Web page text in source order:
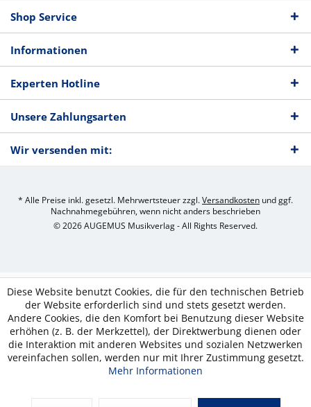
Shop Service
Informationen
Experten Hotline
Unsere Zahlungsarten
Wir versenden mit:
* Alle Preise inkl. gesetzl. Mehrwertsteuer zzgl.Versandkosten und ggf.
Nachnahmegebühren, wenn nicht anders beschrieben
© 2026 AUGEMUS Musikverlag - All Rights Reserved.
Diese Website benutzt Cookies, die für den technischen Betrieb
der Website erforderlich sind und stets gesetzt werden.
Andere Cookies, die den Komfort bei Benutzung dieser Website
erhöhen (z. B. der Merkzettel), der Direktwerbung dienen oder
die Interaktion mit anderen Websites und sozialen Netzwerken
vereinfachen sollen, werden nur mit Ihrer Zustimmung gesetzt.
Mehr Informationen